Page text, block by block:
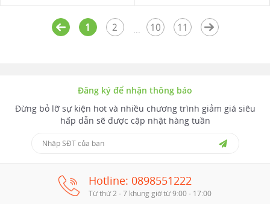
1 2 ... 10 11
Đăng ký để nhận thông báo
Đừng bỏ lỡ sự kiện hot và nhiều chương trình giảm giá siêu
hấp dẫn sẽ được cập nhật hàng tuần
Hotline: 0898551222
Từ thứ 2 - 7 khung giờ từ 9:00 - 17:00